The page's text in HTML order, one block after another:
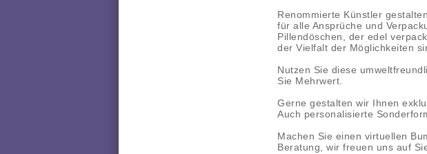
Renommierte Künstler
für alle Ansprüche und
Pillendöschen, der edel
der Vielfalt der Möglichkeiten
Nutzen Sie diese
Sie Mehrwert.
Gerne gestalten wir Ihnen
Auch personalisierte
Machen Sie einen virtuellen
Beratung, wir freuen uns auf